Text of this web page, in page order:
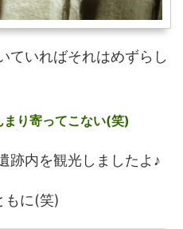
ていればそれはめずらし
り寄ってこない(笑)
跡内を観光しましたよ♪
もに(笑)